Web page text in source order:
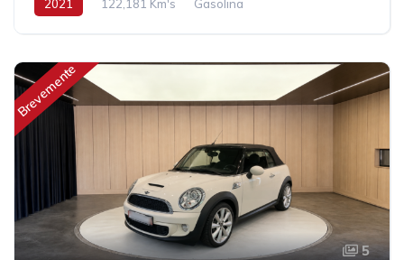
2021 122,181 Km's Gasolina
Brevemente
5